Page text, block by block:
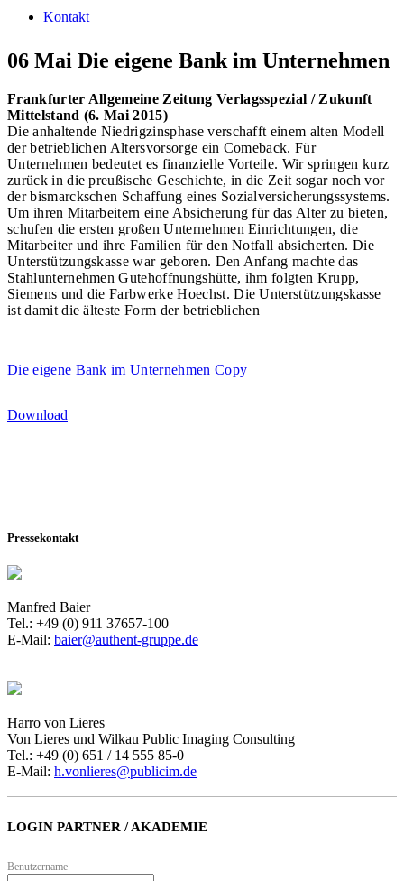
Kontakt
06 Mai Die eigene Bank im Unternehmen
Frankfurter Allgemeine Zeitung Verlagsspezial / Zukunft
Mittelstand (6. Mai 2015)
Die anhaltende Niedrigzinsphase verschafft einem alten Modell
der betrieblichen Altersvorsorge ein Comeback. Für
Unternehmen bedeutet es finanzielle Vorteile. Wir springen kurz
zurück in die preußische Geschichte, in die Zeit sogar noch vor
der bismarckschen Schaffung eines Sozialversicherungssystems.
Um ihren Mitarbeitern eine Absicherung für das Alter zu bieten,
schufen die ersten großen Unternehmen Einrichtungen, die
Mitarbeiter und ihre Familien für den Notfall absicherten. Die
Unterstützungskasse war geboren. Den Anfang machte das
Stahlunternehmen Gutehoffnungshütte, ihm folgten Krupp,
Siemens und die Farbwerke Hoechst. Die Unterstützungskasse
ist damit die älteste Form der betrieblichen
Die eigene Bank im Unternehmen Copy
Download
Pressekontakt
Manfred Baier
Tel.: +49 (0) 911 37657-100
E-Mail: baier@authent-gruppe.de
Harro von Lieres
Von Lieres und Wilkau Public Imaging Consulting
Tel.: +49 (0) 651 / 14 555 85-0
E-Mail: h.vonlieres@publicim.de
LOGIN PARTNER / AKADEMIE
Benutzername